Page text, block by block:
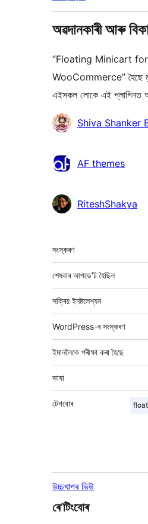
অৱদানকাৰী আৰু
“Floating Minicart for
WooCommerce” হৈছে
এইসকল লোকে এই প্লাগিনত
অৱদানকাৰীসকলShiva Shanker
AF themes
RiteshShakya
মেটা
সংস্কৰণ
শেষবাৰ আপডে’ট হৈছিল
সক্ৰিয় ইনষ্টলেশ্যন
WordPress-ৰ সংস্কৰণ
ইমানলৈকে পৰীক্ষা কৰা হৈছে
ভাষা
টেগবোৰ
উচ্চখাপৰ ভিউ
ৰে’টিংবোৰ